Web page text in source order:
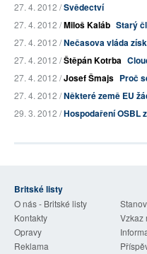
27. 4. 2012 /Svědectví
27. 4. 2012 /Miloš Kaláb Starý
27. 4. 2012 /Nečasova vláda
27. 4. 2012 /Štěpán Kotrba
27. 4. 2012 /Josef Šmajs Proč
27. 4. 2012 /Některé země EU
29. 3. 2012 /Hospodaření OSBL
Britské listy
O nás - Britské listy
Kontakty
Vzkaz
Opravy
Reklama